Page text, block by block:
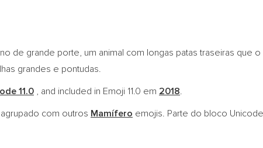
de grande porte, um animal com longas patas traseiras que
grandes e pontudas.
11.0 , and included in Emoji 11.0 em 2018.
com outros Mamífero emojis. Parte do bloco Unicode